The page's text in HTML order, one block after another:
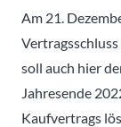
Am 21.
soll auch hier
Jahresende
Kaufvertrags